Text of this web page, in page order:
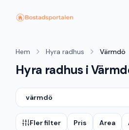
Hem Hyra radhus Värmdö
Hyra radhus i
värmdö
Fler filter Pris Area